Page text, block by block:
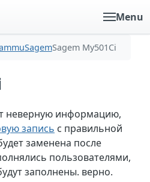
Menu
SagemSagem My501Ci
неверную информацию,
запись с правильной
заменена после
пользователями,
заполнены. верно.